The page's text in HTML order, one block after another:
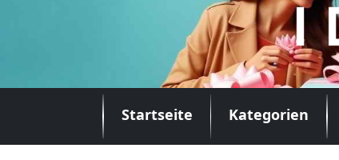
Startseite Kategorien